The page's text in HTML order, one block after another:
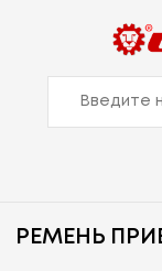
РЕМЕНЬ